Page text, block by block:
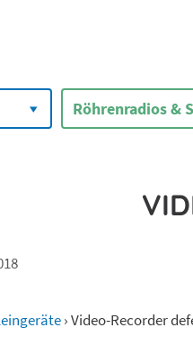
Röhrenradios &
›Video-Recorder